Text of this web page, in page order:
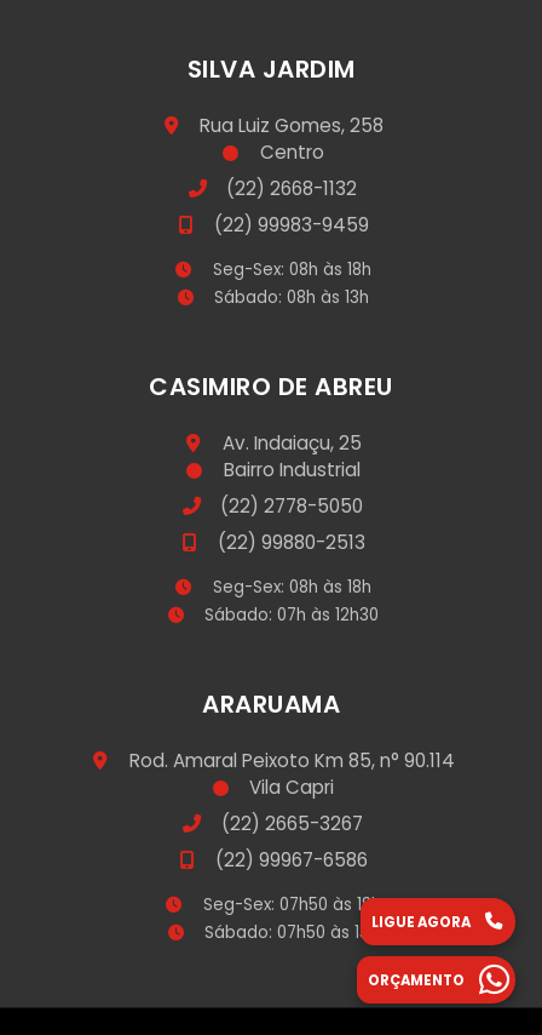
LIGUE AGORA
ORÇAMENTO
SILVA JARDIM
Rua Luiz Gomes, 258
Centro
(22) 2668-1132
(22) 99983-9459
Seg-Sex: 08h às 18h
Sábado: 08h às 13h
CASIMIRO DE ABREU
Av. Indaiaçu, 25
Bairro Industrial
(22) 2778-5050
(22) 99880-2513
Seg-Sex: 08h às 18h
Sábado: 07h às 12h30
ARARUAMA
Rod. Amaral Peixoto Km 85, n° 90.114
Vila Capri
(22) 2665-3267
(22) 99967-6586
Seg-Sex: 07h50 às 18h
Sábado: 07h50 às 13h